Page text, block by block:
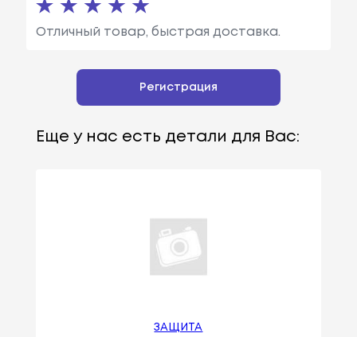
Отличный товар, быстрая доставка.
Регистрация
Еще у нас есть детали для Вас:
ЗАЩИТА